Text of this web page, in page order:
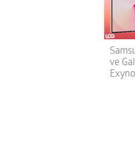
ve